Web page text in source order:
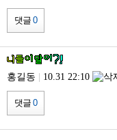
댓글 0
홍길동 | 10.31 22:10
댓글 0